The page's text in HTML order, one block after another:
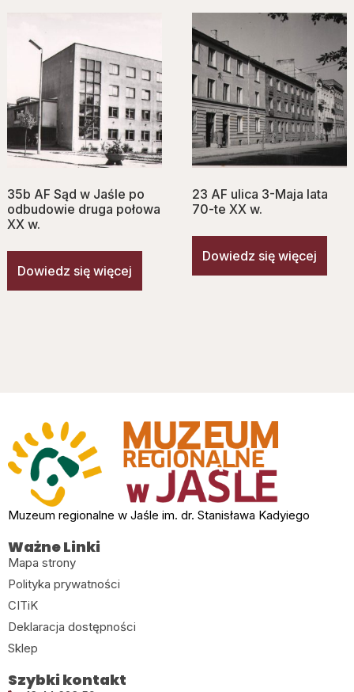
35b AF Sąd w Jaśle po
odbudowie druga połowa
XX w.
Dowiedz się więcej
23 AF ulica 3-Maja lata
70-te XX w.
Dowiedz się więcej
Muzeum regionalne w Jaśle im. dr. Stanisława Kadyiego
Ważne Linki
Mapa strony
Polityka prywatności
CITiK
Deklaracja dostępności
Sklep
Szybki kontakt